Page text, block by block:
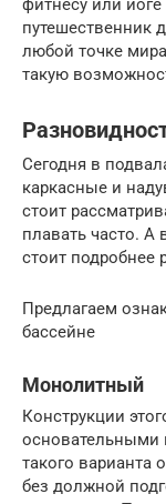
путешественник
любой точке
такую
Сегодня в
каркасные и
стоит
плавать часто. А
стоит подробнее
Предлагаем
бассейне
Монолитный
Конструкции
основательными
такого варианта
без должной